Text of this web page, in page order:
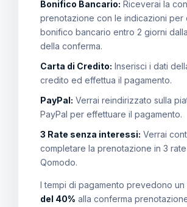
Bonifico Bancario: Riceverai la
prenotazione con le indicazioni per
bonifico bancario entro 2 giorni
della conferma.
Carta di Credito: Inserisci i dati
credito ed effettua il pagamento.
PayPal: Verrai reindirizzato sulla
PayPal per effettuare il pagamento.
3 Rate senza interessi: Verrai
completare la prenotazione in 3
Qomodo.
I tempi di pagamento prevedono un
del 40% alla conferma